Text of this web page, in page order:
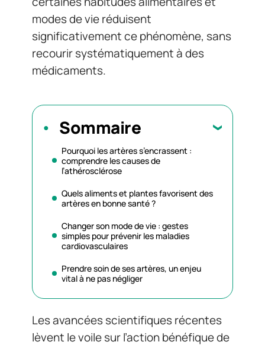
modes de vie réduisent
significativement ce phénomène, sans
recourir systématiquement à des
médicaments.
Sommaire
Pourquoi les artères s’encrassent :
comprendre les causes de
l’athérosclérose
Quels aliments et plantes favorisent des
artères en bonne santé ?
Changer son mode de vie : gestes
simples pour prévenir les maladies
cardiovasculaires
Prendre soin de ses artères, un enjeu
vital à ne pas négliger
Les avancées scientifiques récentes
lèvent le voile sur l’action bénéfique de